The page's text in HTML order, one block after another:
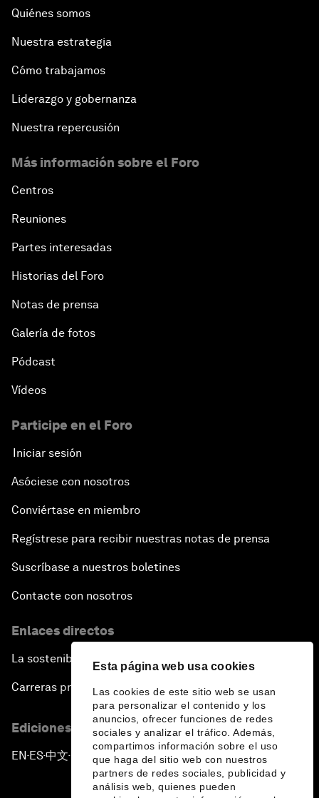
Esta página web usa cookies
Las cookies de este sitio web se usan
para personalizar el contenido y los
anuncios, ofrecer funciones de redes
sociales y analizar el tráfico. Además,
compartimos información sobre el uso
que haga del sitio web con nuestros
partners de redes sociales, publicidad y
análisis web, quienes pueden
Quiénes somos
Nuestra estrategia
Cómo trabajamos
Liderazgo y gobernanza
Nuestra repercusión
Más información sobre el Foro
Centros
Reuniones
Partes interesadas
Historias del Foro
Notas de prensa
Galería de fotos
Pódcast
Vídeos
Participe en el Foro
Iniciar sesión
Asóciese con nosotros
Conviértase en miembro
Regístrese para recibir nuestras notas de prensa
Suscríbase a nuestros boletines
Contacte con nosotros
Enlaces directos
La sostenibilidad en el Foro
Carreras profesionales
Ediciones en otros idiomas
EN ▪ ES▪中文▪ 日本語